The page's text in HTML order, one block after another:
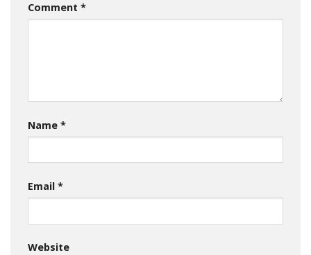
Comment *
Name *
Email *
Website